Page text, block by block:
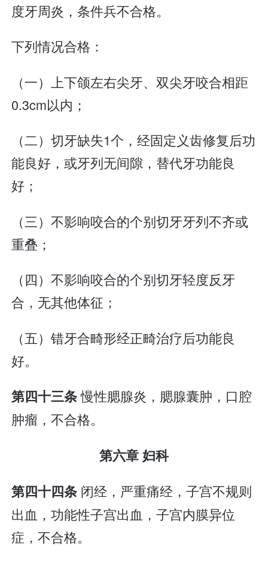
度牙周炎，条件兵不合格。
下列情况合格：
（一）上下颌左右尖牙、双尖牙咬合相距
0.3cm以内；
（二）切牙缺失1个，经固定义齿修复后功
能良好，或牙列无间隙，替代牙功能良
好；
（三）不影响咬合的个别切牙牙列不齐或
重叠；
（四）不影响咬合的个别切牙轻度反牙
合，无其他体征；
（五）错牙合畸形经正畸治疗后功能良
好。
第四十三条慢性腮腺炎，腮腺囊肿，口腔
肿瘤，不合格。
第六章 妇科
第四十四条 闭经，严重痛经，子宫不规则
出血，功能性子宫出血，子宫内膜异位
症，不合格。